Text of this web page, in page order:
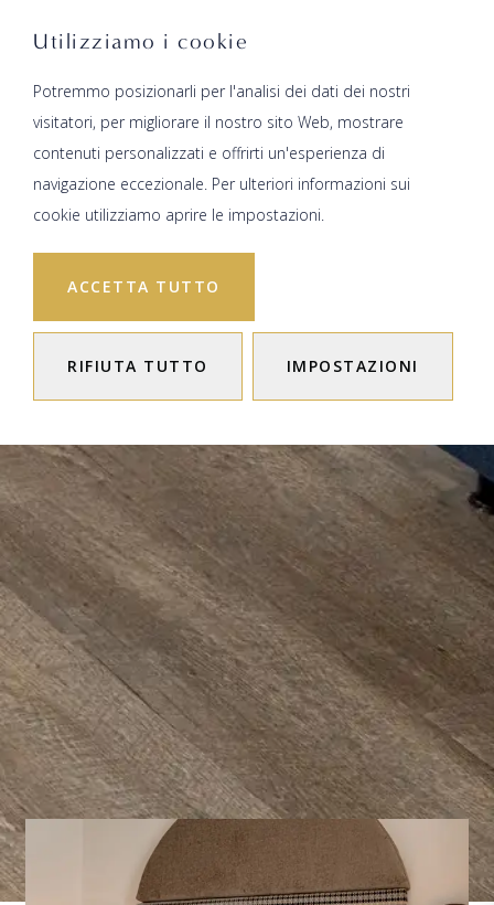
Utilizziamo i cookie
Potremmo posizionarli per l'analisi dei dati dei nostri
visitatori, per migliorare il nostro sito Web, mostrare
contenuti personalizzati e offrirti un'esperienza di
navigazione eccezionale. Per ulteriori informazioni sui
cookie utilizziamo aprire le impostazioni.
ACCETTA TUTTO
RIFIUTA TUTTO IMPOSTAZIONI